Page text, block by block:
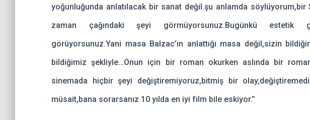
yoğunluğunda anlatılacak bir sanat değil.şu anlamda
zaman çağındaki şeyi görmüyorsunuz.Bugünkü estetik
görüyorsunuz.Yani masa Balzac’ın anlattığı masa değil,sizin
bildiğimiz şekliyle…Onun için bir roman okurken aslında bir
sinemada hiçbir şeyi değiştiremiyoruz,bitmiş bir
müsait,bana sorarsanız 10 yılda en iyi film bile eskiyor.’’